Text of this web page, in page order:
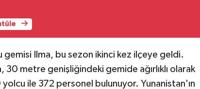
gemisi Ilma, bu sezon ikinci kez ilçeye geldi.
metre genişliğindeki gemide ağırlıklı olarak
ile 372 personel bulunuyor. Yunanistan'ın